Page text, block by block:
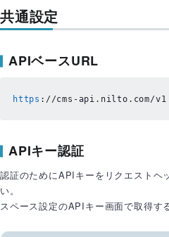
共通設定
APIベースURL
https : //cms-api.nilto.com/v1
APIキー認証
認証のためにAPIキーをリクエストヘ
い。
スペース設定のAPIキー画面で取得す